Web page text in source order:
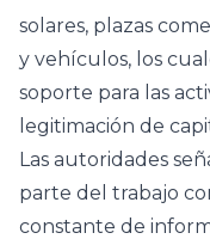
solares, plazas
y vehículos, los
soporte para las
legitimación de
Las autoridades
parte del trabajo
constante de